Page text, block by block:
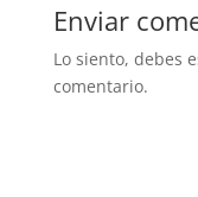
Enviar
Lo siento, debes
comentario.